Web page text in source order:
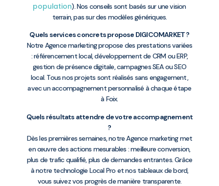
population). Nos conseils sont basés sur une vision
terrain, pas sur des modèles génériques.
Quels services concrets propose DIGICOMARKET ?
Notre Agence marketing propose des prestations variées
: référencement local, développement de CRM ou ERP,
gestion de présence digitale, campagnes SEA ou SEO
local. Tous nos projets sont réalisés sans engagement,
avec un accompagnement personnalisé à chaque étape
à Foix.
Quels résultats attendre de votre accompagnement
?
Dès les premières semaines, notre Agence marketing met
en œuvre des actions mesurables : meilleure conversion,
plus de trafic qualifié, plus de demandes entrantes. Grâce
à notre technologie Local Pro et nos tableaux de bord,
vous suivez vos progrès de manière transparente.